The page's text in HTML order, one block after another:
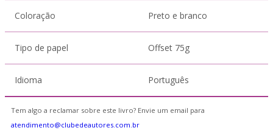
Coloração Preto e branco
Tipo de papel Offset 75g
Idioma Português
Tem algo a reclamar sobre este livro? Envie um email para
atendimento@clubedeautores.com.br